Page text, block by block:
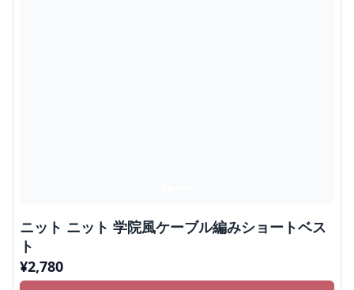
ニット ニット 学院風ケーブル編みショートベス
ト
¥2,780